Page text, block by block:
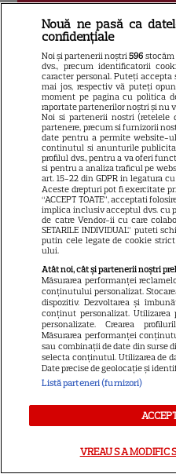
Amanda
cele mai
Sodacompusă
încrustat cu
spectaculoasă.
Myleene Klass:
Nouă ne pasă ca
confidențiale
Noi și partenerii noștri596
dvs., precum identificatorii
caracter personal. Puteți
mai jos, respectiv vă puteți
moment pe pagina cu politica
raportate partenerilor noștri și nu
Noi si partenerii nostri (retelele
partenere, precum si furnizorii
date pentru a permite website-
continutul si anunturile
profilul dvs., pentru a va oferi
si pentru a analiza traficul pe
art. 15-22 din GDPR in legatura
Aceste drepturi pot fi exercitate
“ACCEPT TOATE”, acceptati
implica inclusiv acceptul dvs. cu
de catre Vendor-ii cu care
SETARILE INDIVIDUAL” puteti
putin cele legate de cookie
ului.
Atât noi, cât și partenerii noștri
Măsurarea performanței
conținutului personalizat.
dispozitiv. Dezvoltarea și
conținut personalizat.
personalizate. Crearea
Măsurarea performanței
sau combinații de date din surse
selecta conținutul. Utilizarea de
Date precise de geolocație și
Listă parteneri (furnizori)
VREAU SA MODIFIC